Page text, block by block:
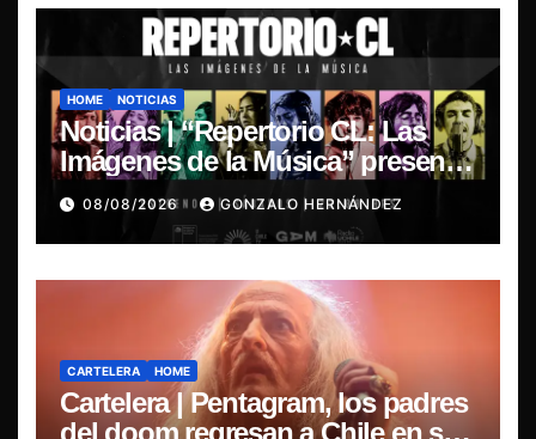
HOME NOTICIAS
Noticias | “Repertorio CL: Las
Imágenes de la Música” presenta
la esencia del nuevo sonido
nacional
08/08/2026 GONZALO HERNÁNDEZ
CARTELERA HOME
Cartelera | Pentagram, los padres